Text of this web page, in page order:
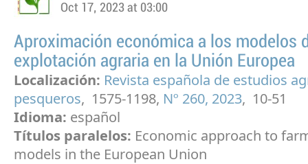
Oct 17, 2023 at 03:00
Aproximación económica a los modelos
explotación agraria en la Unión Europea
Localización: Revista española de estudios
pesqueros, 1575-1198, Nº 260, 2023, 10-51
Idioma: español
Títulos paralelos: Economic approach to
models in the European Union